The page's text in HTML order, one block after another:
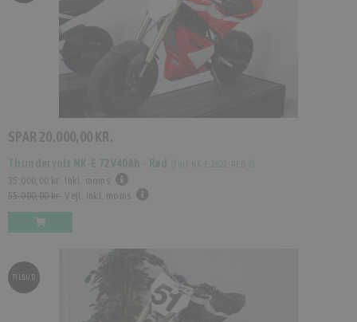
SPAR 20.000,00 KR.
Thundervolt NK-E 72V40Ah - Rød ( THU-NK-E-2022-RED-2
35.000,00 kr.
Inkl. moms.
55.000,00 kr. Vejl. inkl. moms.
TILBUD